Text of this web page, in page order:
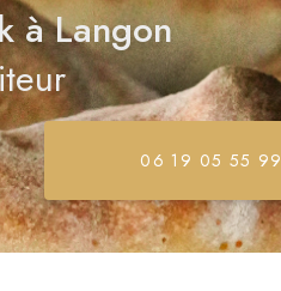
à Langon
06 19 05 55 99